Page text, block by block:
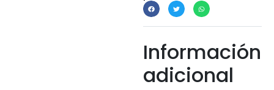
Información
adicional